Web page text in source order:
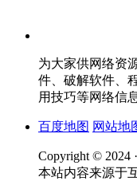
为大家供网络资
件、破解软件、
用技巧等网络信息
百度地图 网站地
Copyright © 2024 ·
本站内容来源于